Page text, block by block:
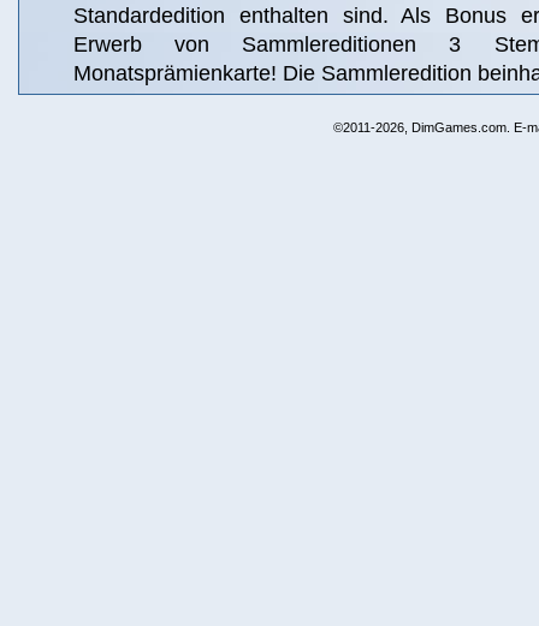
Standardedition enthalten sind. Als Bonus
Erwerb von Sammlereditionen 3
Monatsprämienkarte! Die Sammleredition
©2011-2026, DimGames.com. E-